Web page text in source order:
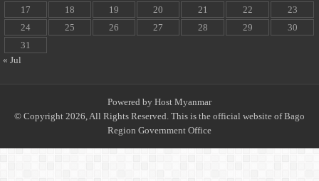
17
18 19 20 21 22
23
24
25 26 27 28 29
30
31
« Jul
Powered by Host Myanmar
© Copyright 2026, All Rights Reserved. This is the official website of Bago
Region Government Office